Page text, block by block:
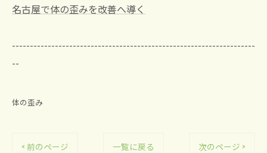
名古屋で体の歪みを改善へ導く
--------------------------------------------------------------------
--
体の歪み
< 前のページ 一覧に戻る 次のページ >